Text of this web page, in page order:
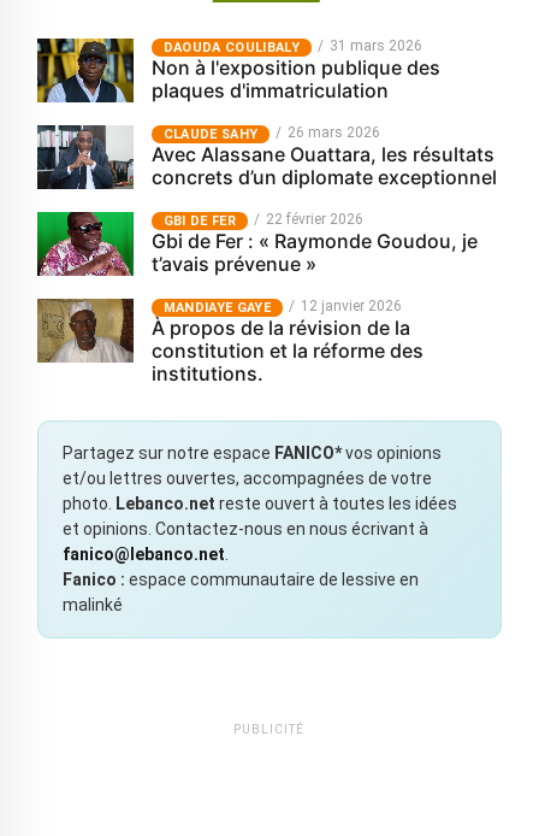
‎DAOUDA COULIBALY 31 mars 2026
Non à l'exposition publique des
plaques d'immatriculation
CLAUDE SAHY 26 mars 2026
Avec Alassane Ouattara, les résultats
concrets d’un diplomate exceptionnel
GBI DE FER 22 février 2026
Gbi de Fer : « Raymonde Goudou, je
t’avais prévenue »
MANDIAYE GAYE 12 janvier 2026
À propos de la révision de la
constitution et la réforme des
institutions.
Partagez sur notre espace FANICO*vos opinions
et/ou lettres ouvertes, accompagnées de votre
photo.
Lebanco.net reste ouvert à toutes les idées
et opinions. Contactez-nous en nous écrivant à
fanico@lebanco.net
Fanico : espace communautaire de lessive en
malinké
PUBLICITÉ